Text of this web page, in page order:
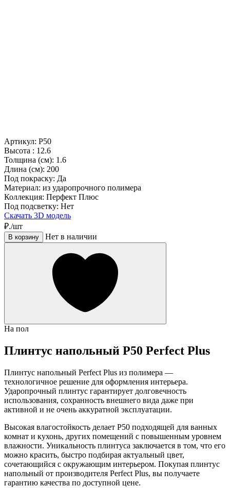
Артикул: P50
Высота : 12.6
Толщина (см): 1.6
Длина (см): 200
Под покраску: Да
Материал: из ударопрочного полимера
Коллекция: Перфект Плюс
Под подсветку: Нет
Скачать 3D модель
₽./шт
В корзину Нет в наличии
На пол
Плинтус напольный P50 Perfect Plus
Плинтус напольный Perfect Plus из полимера —
технологичное решение для оформления интерьера.
Ударопрочный плинтус гарантирует долговечность
использования, сохранность внешнего вида даже при
активной и не очень аккуратной эксплуатации.
Высокая влагостойкость делает P50 подходящей для ванных
комнат и кухонь, других помещений с повышенным уровнем
влажности. Уникальность плинтуса заключается в том, что его
можно красить, быстро подбирая актуальный цвет,
сочетающийся с окружающим интерьером. Покупая плинтус
напольный от производителя Perfect Plus, вы получаете
гарантию качества по доступной цене.